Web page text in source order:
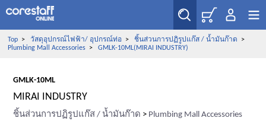
Top> วัสดุอุปกรณ์ไฟฟ้า/ อุปกรณ์ท่อ> ชิ้นส่วนการปฏิรูปแก๊ส / น้ำมันก๊าด >
Plumbing Mall Accessories> GMLK-10ML(MIRAI INDUSTRY)
GMLK-10ML
MIRAI INDUSTRY
ชิ้นส่วนการปฏิรูปแก๊ส / น้ำมันก๊าด > Plumbing Mall Accessories